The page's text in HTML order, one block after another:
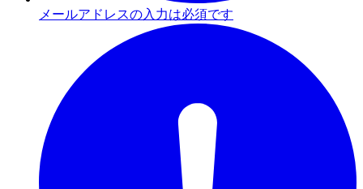
メールアドレスの入力は必須です